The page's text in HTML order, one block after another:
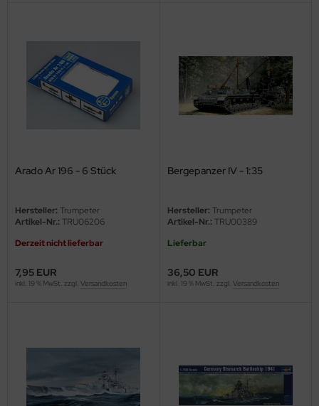
Arado Ar 196 - 6 Stück
Hersteller: Trumpeter
Artikel-Nr.: TRU06206
Derzeit nicht lieferbar
7,95 EUR
inkl. 19 % MwSt. zzgl. Versandkosten
Bergepanzer IV - 1:35
Hersteller: Trumpeter
Artikel-Nr.: TRU00389
Lieferbar
36,50 EUR
inkl. 19 % MwSt. zzgl. Versandkosten